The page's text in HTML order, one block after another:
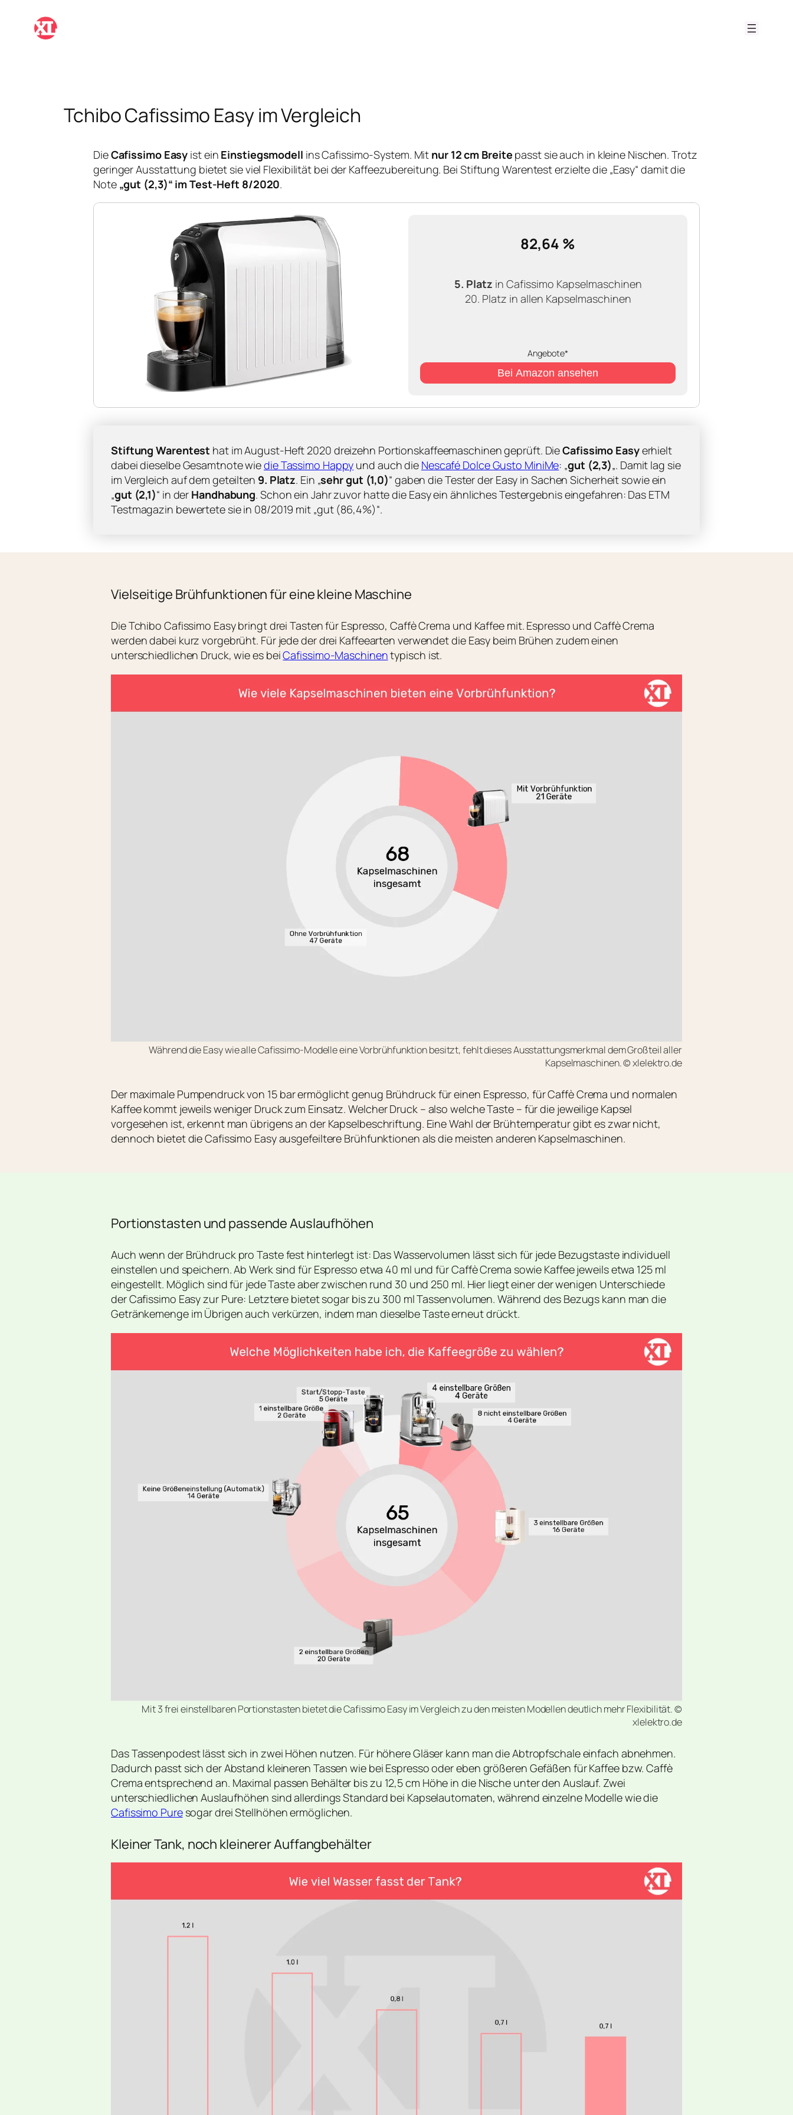
springen
Tchibo Cafissimo Easy im Vergleich
DieCafissimo Easy ist ein Einstiegsmodell ins Cafissimo-System. Mit nur 12 cm Breite passt sie auch in kleine Nischen. Trotz
geringer Ausstattung bietet sie viel Flexibilität bei der Kaffeezubereitung. Bei Stiftung Warentest erzielte die „Easy“ damit die
Note „gut (2,3)“ im Test-Heft 8/2020.
82,64 %
5. Platz in Cafissimo Kapselmaschinen
20. Platz in allen Kapselmaschinen
Angebote*
Bei Amazon ansehen
Stiftung Warentest hat im August-Heft 2020 dreizehn Portionskaffeemaschinen geprüft. DieCafissimo Easyerhielt
dabei dieselbe Gesamtnote wiedie Tassimo Happy und auch die Nescafé Dolce Gusto MiniMe: „gut (2,3)„. Damit lag sie
im Vergleich auf dem geteilten 9. Platz. Ein „sehr gut (1,0)“ gaben die Tester der Easy in Sachen Sicherheit sowie ein
„gut (2,1)“ in der Handhabung. Schon ein Jahr zuvor hatte die Easy ein ähnliches Testergebnis eingefahren: Das ETM
Testmagazin bewertete sie in 08/2019 mit „gut (86,4%)“.
Vielseitige Brühfunktionen für eine kleine Maschine
Die Tchibo Cafissimo Easy bringt drei Tasten für Espresso, Caffè Crema und Kaffee mit. Espresso und Caffè Crema
werden dabei kurz vorgebrüht. Für jede der drei Kaffeearten verwendet die Easy beim Brühen zudem einen
unterschiedlichen Druck, wie es beiCafissimo-Maschinentypisch ist.
Während die Easy wie alle Cafissimo-Modelle eine Vorbrühfunktion besitzt, fehlt dieses Ausstattungsmerkmal dem Großteil aller
Kapselmaschinen. © xlelektro.de
Der maximale Pumpendruck von 15 bar ermöglicht genug Brühdruck für einen Espresso, für Caffè Crema und normalen
Kaffee kommt jeweils weniger Druck zum Einsatz. Welcher Druck – also welche Taste – für die jeweilige Kapsel
vorgesehen ist, erkennt man übrigens an der Kapselbeschriftung. Eine Wahl der Brühtemperatur gibt es zwar nicht,
dennoch bietet die Cafissimo Easy ausgefeiltere Brühfunktionen als die meisten anderen Kapselmaschinen.
Portionstasten und passende Auslaufhöhen
Auch wenn der Brühdruck pro Taste fest hinterlegt ist: Das Wasservolumen lässt sich für jede Bezugstaste individuell
einstellen und speichern. Ab Werk sind für Espresso etwa 40 ml und für Caffè Crema sowie Kaffee jeweils etwa 125 ml
eingestellt. Möglich sind für jede Taste aber zwischen rund 30 und 250 ml. Hier liegt einer der wenigen Unterschiede
der Cafissimo Easy zur Pure: Letztere bietet sogar bis zu 300 ml Tassenvolumen. Während des Bezugs kann man die
Getränkemenge im Übrigen auch verkürzen, indem man dieselbe Taste erneut drückt.
Mit 3 frei einstellbaren Portionstasten bietet die Cafissimo Easy im Vergleich zu den meisten Modellen deutlich mehr Flexibilität. ©
xlelektro.de
Das Tassenpodest lässt sich in zwei Höhen nutzen. Für höhere Gläser kann man die Abtropfschale einfach abnehmen.
Dadurch passt sich der Abstand kleineren Tassen wie bei Espresso oder eben größeren Gefäßen für Kaffee bzw. Caffè
Crema entsprechend an. Maximal passen Behälter bis zu 12,5 cm Höhe in die Nische unter den Auslauf. Zwei
unterschiedlichen Auslaufhöhen sind allerdings Standard bei Kapselautomaten, während einzelne Modelle wie die
Cafissimo Puresogar drei Stellhöhen ermöglichen.
Kleiner Tank, noch kleinerer Auffangbehälter